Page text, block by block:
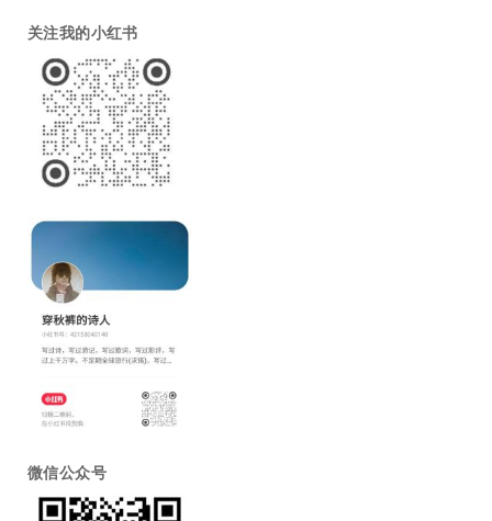
关注我的小红书
微信公众号